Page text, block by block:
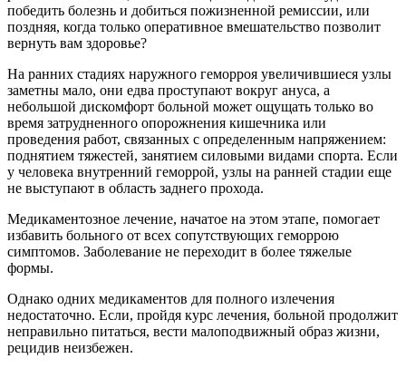
победить болезнь и добиться пожизненной ремиссии, или
поздняя, когда только оперативное вмешательство позволит
вернуть вам здоровье?
На ранних стадиях наружного геморроя увеличившиеся узлы
заметны мало, они едва проступают вокруг ануса, а
небольшой дискомфорт больной может ощущать только во
время затрудненного опорожнения кишечника или
проведения работ, связанных с определенным напряжением:
поднятием тяжестей, занятием силовыми видами спорта. Если
у человека внутренний геморрой, узлы на ранней стадии еще
не выступают в область заднего прохода.
Медикаментозное лечение, начатое на этом этапе, помогает
избавить больного от всех сопутствующих геморрою
симптомов. Заболевание не переходит в более тяжелые
формы.
Однако одних медикаментов для полного излечения
недостаточно. Если, пройдя курс лечения, больной продолжит
неправильно питаться, вести малоподвижный образ жизни,
рецидив неизбежен.